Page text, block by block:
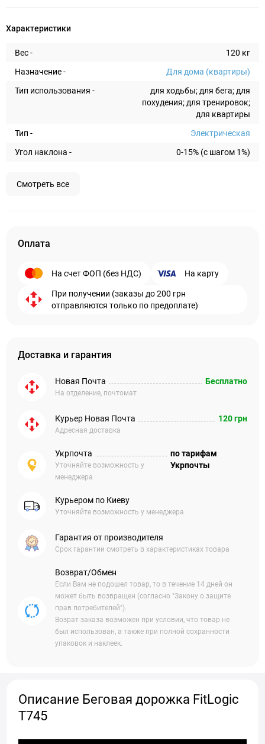
Характеристики
Вес -
120 кг
Назначение -
Для дома (квартиры)
Тип использования -
для ходьбы; для бега; для
похудения; для тренировок;
для квартиры
Тип -
Электрическая
Угол наклона -
0-15% (с шагом 1%)
Смотреть все
Оплата
На счет ФОП (без НДС) На карту
При получении (заказы до 200 грн
отправляются только по предоплате)
Доставка и гарантия
Новая Почта
На отделение, почтомат
Бесплатно
Курьер Новая Почта
Адресная доставка
120 грн
Укрпочта
Уточняйте возможность у
менеджера
по тарифам
Укрпочты
Курьером по Киеву
Уточняйте возможность у менеджера
Гарантия от производителя
Срок гарантии смотреть в характеристиках товара
Возврат/Обмен
Если Вам не подошел товар, то в течение 14 дней он
может быть возвращен (согласно "Закону о защите
прав потребителей").
Возрат заказа возможен при условии, что товар не
был использован, а также при полной сохранности
упаковок и наклеек.
Описание Беговая дорожка FitLogic
T745